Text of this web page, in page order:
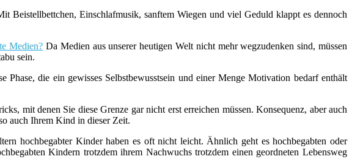
Beistellbettchen, Einschlafmusik, sanftem Wiegen und viel Geduld klappt es dennoch
Medien? Da Medien aus unserer heutigen Welt nicht mehr wegzudenken sind, müssen
sein.
Phase, die ein gewisses Selbstbewusstsein und einer Menge Motivation bedarf enthält
mit denen Sie diese Grenze gar nicht erst erreichen müssen. Konsequenz, aber auch
auch Ihrem Kind in dieser Zeit.
hochbegabter Kinder haben es oft nicht leicht. Ähnlich geht es hochbegabten oder
Kindern trotzdem ihrem Nachwuchs trotzdem einen geordneten Lebensweg